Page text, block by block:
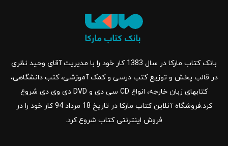
بانک کتاب مارکا در سال 1383 کار خود را با مدیریت آقای وحید نظری
در قالب پخش و توزیع کتب درسی و کمک آموزشی، کتب دانشگاهی،
کتابهای زبان خارجه، انواع CD سی دی و DVD دی وی دی شروع
کرد.فروشگاه آنلاین کتاب مارکا در تاریخ 18 مرداد 94 کار خود را در
فروش اینترنتی کتاب شروع کرد.